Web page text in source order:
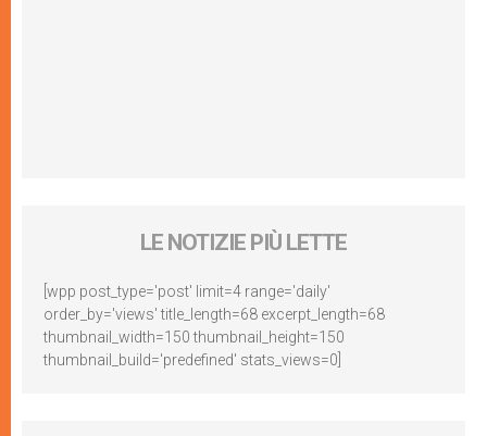
LE NOTIZIE PIÙ LETTE
[wpp post_type='post' limit=4 range='daily'
order_by='views' title_length=68 excerpt_length=68
thumbnail_width=150 thumbnail_height=150
thumbnail_build='predefined' stats_views=0]